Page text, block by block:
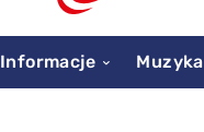
Informacje Muzyka